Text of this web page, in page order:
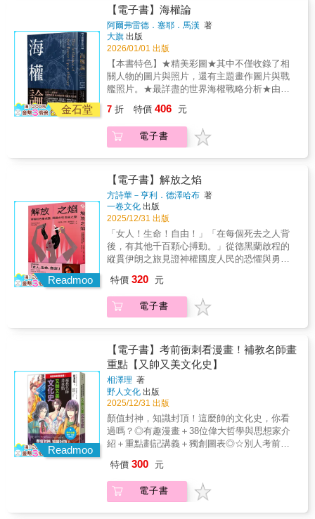
穆罕默德的聖遷開始說起，再經歷四位哈里發
的治理，接著進入世俗帝國的時代。先是伍麥
亞、阿巴斯、法蒂瑪三大王朝崛起，中間有突
厥人及蒙古人的入侵，最後是鄂圖曼、薩法
維、蒙兀兒三大火藥帝國的登場。到了十七世
紀，原本猶如兩個平行宇宙的西方世界與伊斯
蘭世界，展開了大規模的衝突。伊斯蘭世界遭
遇西方現代性的挑戰，並被迫做出回應。本來
自有其發展脈絡的伊斯蘭歷史至此彷彿成為
界史的伏流。西方與伊斯蘭世界的衝突，從二
十一世紀初的九一一事件到伊拉克戰爭、阿富
汗戰爭，再到今日的巴勒斯坦／以色列問題，
個撕裂現代世界的衝突並不適合理解為「文明
衝突」，而應視為兩種不同步的世界史在交互
過程中所帶來的摩擦。作者在書中自陳，他是
用說故事的方式來寫這本書。「這本書就像是
如果我們在一家咖啡店相遇，你問我『那個平
行的世界歷史到底是怎麼回事』的時候，我所
告訴你的事情。」那麼，究竟哪一部歷史才是
世界史都是從特定角度看到的全人類的故事，
每個故事都包含著其他的故事，每個世界都是
另一個世界的風景。這些都是「真實」的世界
的詮釋中找到價值，並編織出共同的錦緞――
這才是全人類的「人類的故事」。
一八二八年，廣東一位名叫何魯的男子，向遠
在澳門的東印度公司外科醫生郭雷樞求診，希
望能治好他的腫瘤，而郭雷樞則建議何魯遠赴
倫敦求醫。至於這趟旅程的費用，則由郭雷樞
提議讓東印度公司包辦，認為此舉「可扭轉中
國人對英國的態度」。 手術當天，何魯的
精神不錯，他的疾病也有成功治療的先例，主
看來勢在必得。然而開刀過程中種種不利的條
件：擠滿觀眾的手術室、缺乏麻醉技術、意料
之外的生命徵象衰弱，都將何魯往黃泉路上牽
引，最終客死他鄉，埋葬於蓋伊醫院的墓
「何魯之死」為題，從這名小人物跨國手術的
種種細節，回顧十九世紀初英國試圖透過西醫
向中國叩門的時代背景。本書藉由書信、診斷
報告、新聞報導、圖像等豐富詳細的史料，從
微觀史學的角度，重新梳理這樁近兩百年前引
發熱議的大事件，帶領讀者一探彼時西方社會
如何看待何魯代表的所謂「亞洲」疾病與人
體、第一次鴉片戰爭前，西人在華從事醫療、
傳教、商業活動時，意欲藉由哪些方式在中國
場失敗的手術搖身一變，成為西方的醫學慈善
事例。同時也將此事引起的震撼，特別是對英
國政壇和近代外科醫學史的影響，作出嶄新且
（Hoo Loo）的真實姓名該怎麼寫、怎麼讀然
而，就是這小人物的命運，映照出中西往來即
將面臨的政治與文化碰撞◆何魯之死大事紀
1828年 何魯至澳門眼科醫院求診，醫生郭雷
樞建議他前往倫敦求醫1830年底 何魯在孟買
乘坐「阿索爾公爵夫人」號啟程前去英國1831
年4月9日下午1點15分 何魯的腫瘤切除手術持
續1小時44分鐘，以失敗告終1831年4月19日
針》、《泰晤士報》等報刊大量刊登關於何魯
手術的報導，一個月內累積達百餘篇文章1831
年5月2日 以何魯病容為象徵的政治諷刺漫畫
《何魯朱，別名約翰牛和醫生們》發表1834
大解剖學劇場，興致勃勃地觀看何魯被綁在手
術台上，在沒有麻醉的情況下，由三位外科醫
生進行了一小時四十四分鐘的腫瘤切除手術。
何魯臉色蒼白如死，多次昏厥，最後死在手術
台上，時年三十二歲。──然而，他的事蹟並未
以死亡作結，而是由此延伸出一系列醫療倫
理、政治乃至慈善傳教上的熱烈討論。▌中西交
會之一隅：儘管因手術失敗而喪命，何魯仍被
編寫進西方對中國的醫療慈善敘事之中▌十九世
是醫療行為，更是眾人矚目的奇觀表演▌帝國的
東方凝視：亞洲人體質更脆弱？更容易長腫
瘤？大眾爭相目睹乃至搶奪的「異國人體」▌身
病容竟成為托利、輝格兩黨相爭的諷刺文本
一八二八年，廣東一位名叫何魯的男子，向遠
在澳門的東印度公司外科醫生郭雷樞求診，希
望能治好他的腫瘤，而郭雷樞則建議何魯遠赴
倫敦求醫。至於這趟旅程的費用，則由郭雷樞
提議讓東印度公司包辦，認為此舉「可扭轉中
國人對英國的態度」。 手術當天，何魯的
刀更是當時頗具名望的凱醫生，康復歸國一事
看來勢在必得。然而開刀過程中種種不利的條
件：擠滿觀眾的手術室、缺乏麻醉技術、意料
地。 上海復旦大學歷史學系教授高晞以
「何魯之死」為題，從這名小人物跨國手術的
種種細節，回顧十九世紀初英國試圖透過西醫
向中國叩門的時代背景。本書藉由書信、診斷
報告、新聞報導、圖像等豐富詳細的史料，從
微觀史學的角度，重新梳理這樁近兩百年前引
發熱議的大事件，帶領讀者一探彼時西方社會
如何看待何魯代表的所謂「亞洲」疾病與人
體、第一次鴉片戰爭前，西人在華從事醫療、
傳教、商業活動時，意欲藉由哪些方式在中國
場失敗的手術搖身一變，成為西方的醫學慈善
事例。同時也將此事引起的震撼，特別是對英
國政壇和近代外科醫學史的影響，作出嶄新且
金石堂
【電子書】海權論
阿爾弗雷德．塞耶．馬漢 著
大旗 出版
2026/01/01 出版
【本書特色】★精美彩圖★其中不僅收錄了相
關人物的圖片與照片，還有主題畫作圖片與戰
艦照片。★最詳盡的世界海權戰略分析★由海
解古往今來的海權動盪。
7 折 特價 406 元
電子書
Readmoo
【電子書】解放之焰
方詩華－亨利．德澤哈布 著
一卷文化 出版
2025/12/31 出版
「女人！生命！自由！」「在每個死去之人背
後，有其他千百顆心搏動。」從德黑蘭啟程的
縱貫伊朗之旅見證神權國度人民的恐懼與勇氣
遊紀實文學 ★★ 一出版旋即成為暢銷書 橫掃
三大指標性文學獎 ★二〇二二年九月，伊朗一
名女子瑪莎．阿米尼(Mahsa Amini)因「穿著不
的呼聲迴盪不絕，撼動全世界對伊朗的既定想
像。屢獲大獎的法國青年作家方詩華－亨利．
德澤哈布，不顧官方警告，即使可能面臨牢獄
之災，仍在事件爆發一個半月後抵達德黑蘭，
沿著尼可拉．布維耶(Nicolas Bouvier)經典旅行
文學《世界之用》的路線，從首都一路到邊
境，四十天內縱貫這個烈焰中的神權國度。偶
爾緊張、時而幽默，這部作品以輕盈卻深刻、
揉合典雅與俚俗的筆法，刻劃千年古國的繁榮
與血淚，見證了人民對自由的深切渴望，也在
敘述不同的特異書寫，每一頁都留下了理解與
同情的線索。獲獎紀錄★尼可拉．布維耶獎
(Prix Nicolas-Bouvier)，表彰最佳旅行文學。★
特價 320 元
電子書
Readmoo
【電子書】考前衝刺看漫畫！補教名師畫
重點【又帥又美文化史】
相澤理 著
野人文化 出版
2025/12/31 出版
顏值封神，知識封頂！這麼帥的文化史，你看
過嗎？◎有趣漫畫＋38位偉大哲學與思想家介
紹＋重點劃記講義＋獨創圖表◎☆別人考前抱
性的雙重暴擊♡全員天菜的文化史小劇場，開
演！【適用】✔人文素養課外讀物 ✔從哲學、
宗教起源學世界史 ✔認識重要思想家【本書特
特價 300 元
電子書